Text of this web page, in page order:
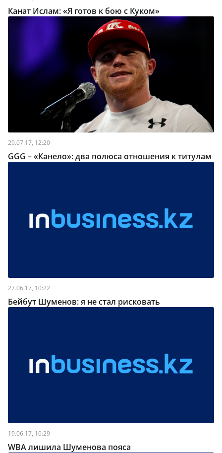
Канат Ислам: «Я готов к бою с Куком»
29.07.17, 12:20
GGG – «Канело»: два полюса отношения к титулам
27.06.17, 10:22
Бейбут Шуменов: я не стал рисковать
19.06.17, 10:29
WBA лишила Шуменова пояса